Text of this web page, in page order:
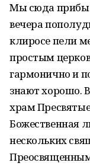
Мы сюда
вечера
клиросе пели
простым
гармонично и
знают хорошо.
храм
Божественная
нескольких